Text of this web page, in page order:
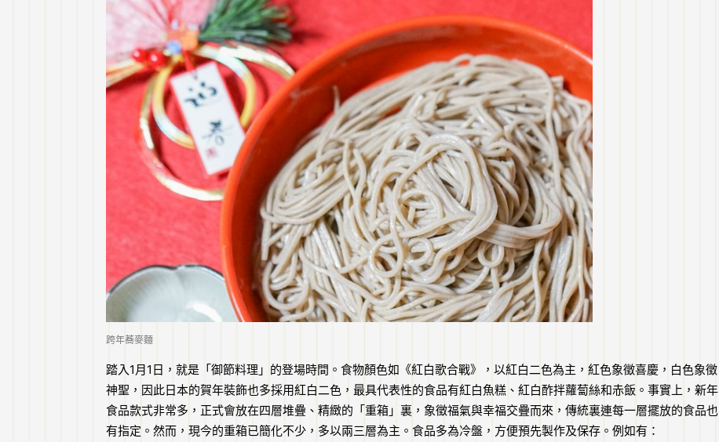
跨年蕎麥麵
踏入1月1日，就是「御節料理」的登場時間。食物顏色如《紅白歌合戰》，以紅白二色為主，紅色象徵喜慶，白色象徵
神聖，因此日本的賀年裝飾也多採用紅白二色，最具代表性的食品有紅白魚糕、紅白酢拌蘿蔔絲和赤飯。事實上，新年
食品款式非常多，正式會放在四層堆疊、精緻的「重箱」裏，象徵福氣與幸福交疊而來，傳統裏連每一層擺放的食品也
有指定。然而，現今的重箱已簡化不少，多以兩三層為主。食品多為冷盤，方便預先製作及保存。例如有：